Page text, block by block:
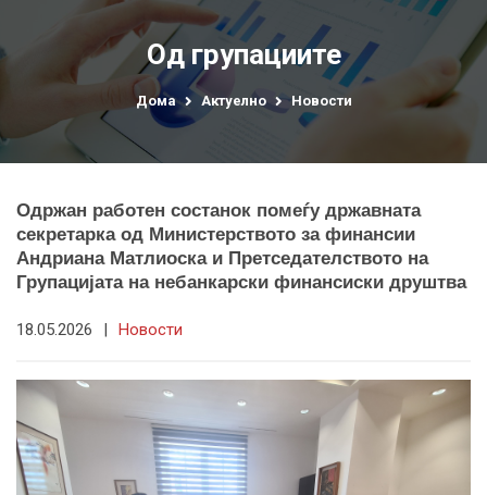
Од групациите
Дома Актуелно Новости
Одржан работен состанок помеѓу државната
секретарка од Министерството за финансии
Андриана Матлиоска и Претседателството на
Групацијата на небанкарски финансиски друштва
18.05.2026 | Новости